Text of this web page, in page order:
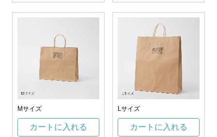
Mサイズ
カートに入れる
Lサイズ
カートに入れる